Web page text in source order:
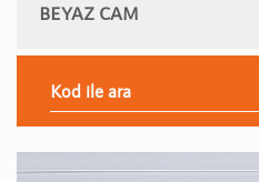
BEYAZ CAM